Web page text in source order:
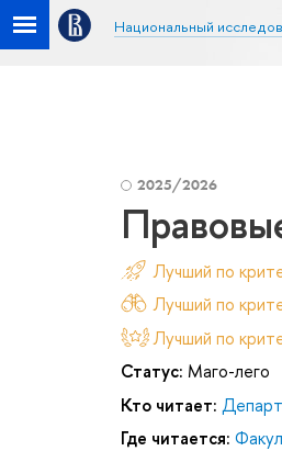
Национальный
2025/2026
Лучший по
Лучший по
Лучший по
Статус: Маго-лего
Кто читает:
Где читается: